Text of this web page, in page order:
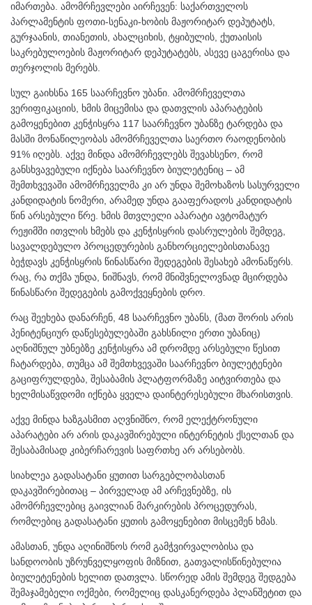
იმართება. ამომრჩევლები აირჩევენ: საქართველოს
პარლამენტის ფოთი-სენაკი-ხობის მაჟორიტარ დეპუტატს,
გურჯაანის, თიანეთის, ახალციხის, ტყიბულის, ქუთაისის
საკრებულოების მაჟორიტარ დეპუტატებს, ასევე ცაგერისა და
თერჯოლის მერებს.
სულ გაიხსნა 165 საარჩევნო უბანი. ამომრჩეველთა
ვერიფიკაციის, ხმის მიცემისა და დათვლის აპარატების
გამოყენებით კენჭისყრა 117 საარჩევნო უბანზე ტარდება და
მასში მონაწილეობას ამომრჩეველთა საერთო რაოდენობის
91% იღებს. აქვე მინდა ამომრჩევლებს შევახსენო, რომ
განსხვავებული იქნება საარჩევნო ბიულეტენიც – ამ
შემთხვევაში ამომრჩეველმა კი არ უნდა შემოხაზოს სასურველი
კანდიდატის ნომერი, არამედ უნდა გააფერადოს კანდიდატის
წინ არსებული წრე. ხმის მთვლელი აპარატი ავტომატურ
რეჟიმში ითვლის ხმებს და კენჭისყრის დასრულების შემდეგ,
სავალდებულო პროცედურების განხორციელებისთანავე
ბეჭდავს კენჭისყრის წინასწარი შედეგების შესახებ ამონაწერს.
რაც, რა თქმა უნდა, ნიშნავს, რომ მნიშვნელოვნად მცირდება
წინასწარი შედეგების გამოქვეყნების დრო.
რაც შეეხება დანარჩენ, 48 საარჩევნო უბანს, (მათ შორის არის
პენიტენციურ დაწესებულებაში გახსნილი ერთი უბანიც)
აღნიშნულ უბნებზე კენჭისყრა ამ დრომდე არსებული წესით
ჩატარდება, თუმცა ამ შემთხვევაში საარჩევნო ბიულეტენები
გაციფრულდება, შესაბამის პლატფორმაზე აიტვირთება და
ხელმისაწვდომი იქნება ყველა დაინტერესებული მხარისთვის.
აქვე მინდა ხაზგასმით აღვნიშნო, რომ ელექტრონული
აპარატები არ არის დაკავშირებული ინტერნეტის ქსელთან და
შესაბამისად კიბერჩარევის საფრთხე არ არსებობს.
სიახლეა გადასატანი ყუთით სარგებლობასთან
დაკავშირებითაც – პირველად ამ არჩევნებზე, ის
ამომრჩევლებიც გაივლიან მარკირების პროცედურას,
რომლებიც გადასატანი ყუთის გამოყენებით მისცემენ ხმას.
ამასთან, უნდა აღინიშნოს რომ გამჭვირვალობისა და
სანდოობის უზრუნველყოფის მიზნით, გათვალისწინებულია
ბიულეტენების ხელით დათვლა. სწორედ ამის შემდეგ შედგება
შემაჯამებელი ოქმები, რომელიც დასკანერდება პლანშეტით და